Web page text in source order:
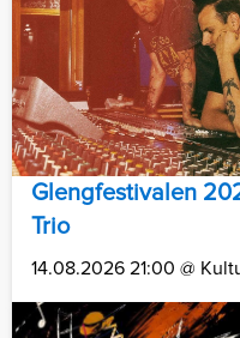
Glengfestivalen
Trio
14.08.2026 21:00 @